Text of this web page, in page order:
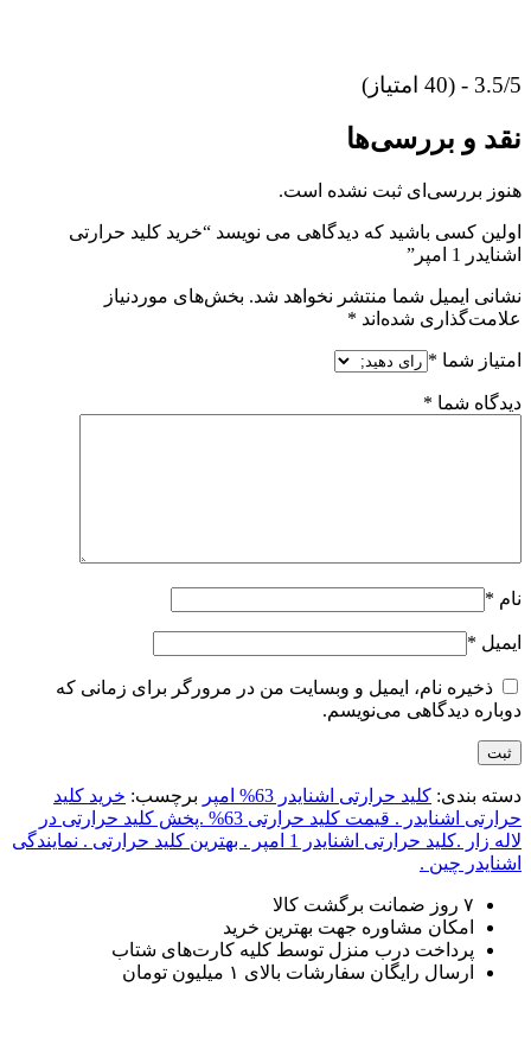
3.5/5 - (40 امتیاز)
نقد و بررسی‌ها
هنوز بررسی‌ای ثبت نشده است.
اولین کسی باشید که دیدگاهی می نویسد “خرید کلید حرارتی
اشنایدر 1 امپر”
نشانی ایمیل شما منتشر نخواهد شد. بخش‌های موردنیاز
علامت‌گذاری شده‌اند *
امتیاز شما *
دیدگاه شما *
نام *
ایمیل *
ذخیره نام، ایمیل و وبسایت من در مرورگر برای زمانی که
دوباره دیدگاهی می‌نویسم.
دسته بندی: کلید حرارتی اشنایدر 63% امپر برچسب: خرید کلید
حرارتی اشنایدر . قیمت کلید حرارتی 63% .پخش کلید حرارتی در
لاله زار .کلید حرارتی اشنایدر 1 امپر . بهترین کلید حرارتی . نمایندگی
اشنایدر چین .
۷ روز ضمانت برگشت کالا
امکان مشاوره جهت بهترین خرید
پرداخت درب منزل توسط کلیه کارت‌های شتاب
ارسال رایگان سفارشات بالای ۱ میلیون تومان